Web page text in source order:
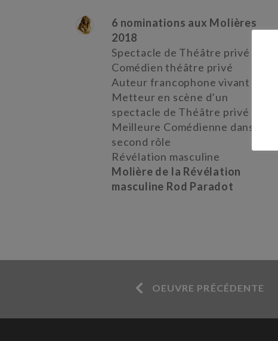
6 nominations aux Molières
2018
Spectacle de Théâtre privé
Comédien théâtre privé
Auteur francophone vivant
Metteur en scène d’un
spectacle de Théâtre privé
Meilleure Comédienne dans un
second rôle
Révélation masculine
Molière de la Révélation
masculine Rod Paradot
OEUVRE PRÉCÉDENTE